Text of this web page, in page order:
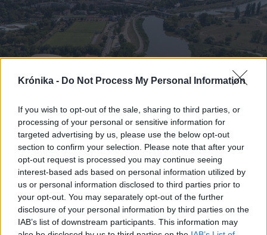
Krónika - Do Not Process My Personal Information
If you wish to opt-out of the sale, sharing to third parties, or
processing of your personal or sensitive information for
targeted advertising by us, please use the below opt-out
section to confirm your selection. Please note that after your
opt-out request is processed you may continue seeing
interest-based ads based on personal information utilized by
us or personal information disclosed to third parties prior to
your opt-out. You may separately opt-out of the further
disclosure of your personal information by third parties on the
IAB’s list of downstream participants. This information may
2026. augusztus 08., szombat
Láthatatlanul apadnak Erdély
vízkészletei – hiába hoz özönvizet
egy nyári zivatar